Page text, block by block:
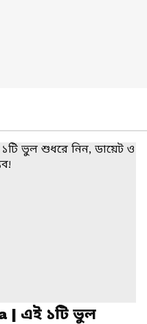
| এই ১টি ভুল